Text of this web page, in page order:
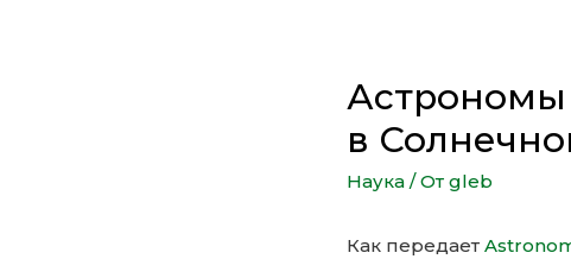
Астрономы
в
Наука / От gleb
Как передает